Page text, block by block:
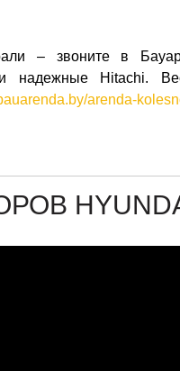
– звоните в
надежные Hitachi.
arenda-